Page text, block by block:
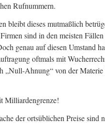
Rufnummern.
bleibt dieses mutmaßlich
sind in den meisten
genau auf diesen Umstand
oftmals mit
„Null-Ahnung“ von der
Milliardengrenze!
der ortsüblichen Preise sind